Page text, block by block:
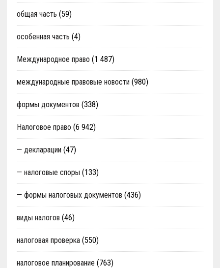
общая часть (59)
особенная часть (4)
Международное право (1 487)
международные правовые новости (980)
формы документов (338)
Налоговое право (6 942)
— декларации (47)
— налоговые споры (133)
— формы налоговых документов (436)
виды налогов (46)
налоговая проверка(550)
налоговое планирование (763)